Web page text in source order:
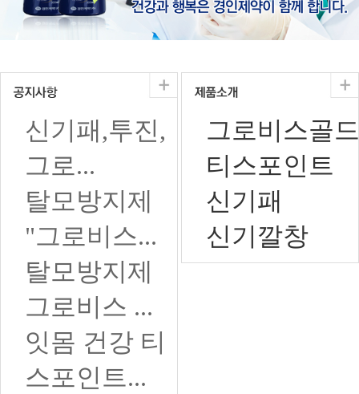
신기패,투진,
그로...
탈모방지제
"그로비스...
탈모방지제
그로비스 ...
잇몸 건강 티
스포인트...
그로비스골
티스포인트
신기패
신기깔창